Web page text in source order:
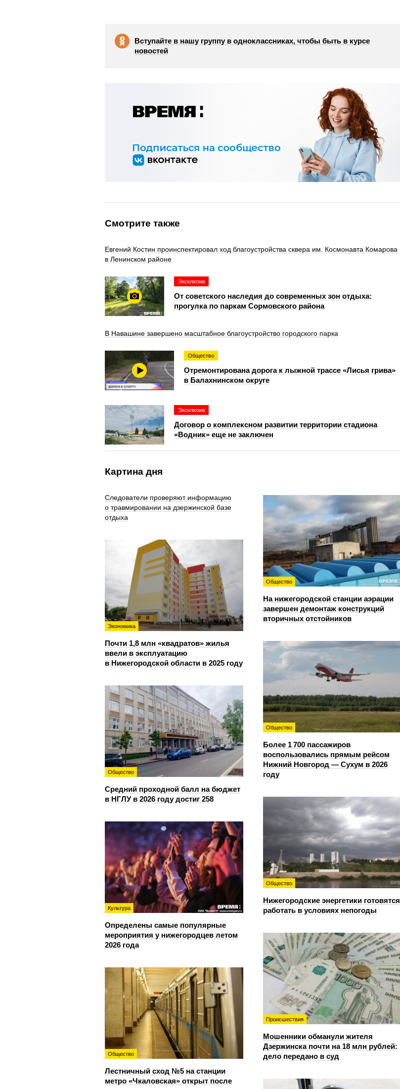
Вступайте в нашу группу в одноклассниках, чтобы быть в курсе
новостей
Смотрите также
Евгений Костин проинспектировал ход благоустройства сквера им. Космонавта Комарова
в Ленинском районе
Эксклюзив
От советского наследия до современных зон отдыха:
прогулка по паркам Сормовского района
В Навашине завершено масштабное благоустройство городского парка
Общество
Отремонтирована дорога к лыжной трассе «Лисья грива»
в Балахнинском округе
Эксклюзив
Договор о комплексном развитии территории стадиона
«Водник» еще не заключен
Картина дня
Следователи проверяют информацию
о травмировании на дзержинской базе
отдыха
Общество
На нижегородской станции аэрации
завершен демонтаж конструкций
вторичных отстойников
Экономика
Почти 1,8 млн «квадратов» жилья
ввели в эксплуатацию
в Нижегородской области в 2025 году
Общество
Более 1 700 пассажиров
воспользовались прямым рейсом
Нижний Новгород — Сухум в 2026
году
Общество
Средний проходной балл на бюджет
в НГЛУ в 2026 году достиг 258
Общество
Нижегородские энергетики готовятся
работать в условиях непогоды
Культура
Определены самые популярные
мероприятия у нижегородцев летом
2026 года
Происшествия
Мошенники обманули жителя
Дзержинска почти на 18 млн рублей:
дело передано в суд
Общество
Лестничный сход №5 на станции
метро «Чкаловская» открыт после